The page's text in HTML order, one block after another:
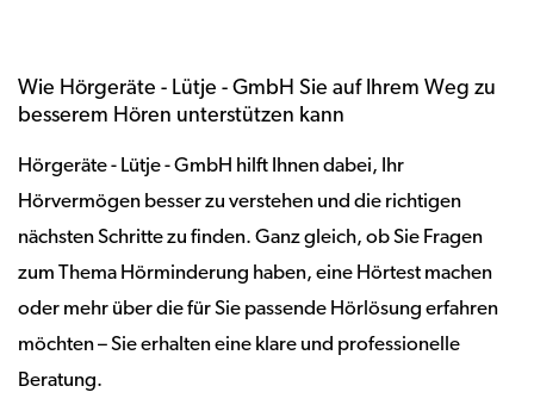
Wie Hörgeräte - Lütje - GmbH Sie auf Ihrem Weg zu
besserem Hören unterstützen kann
Hörgeräte - Lütje - GmbH hilft Ihnen dabei, Ihr
Hörvermögen besser zu verstehen und die richtigen
nächsten Schritte zu finden. Ganz gleich, ob Sie Fragen
zum Thema Hörminderung haben, eine Hörtest machen
oder mehr über die für Sie passende Hörlösung erfahren
möchten – Sie erhalten eine klare und professionelle
Beratung.